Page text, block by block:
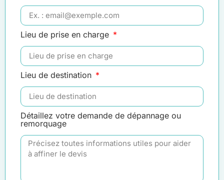
Lieu de prise en charge
Lieu de destination
Détaillez votre demande de dépannage ou
remorquage